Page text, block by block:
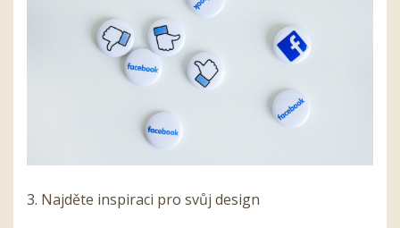
3. Najděte inspiraci pro svůj design